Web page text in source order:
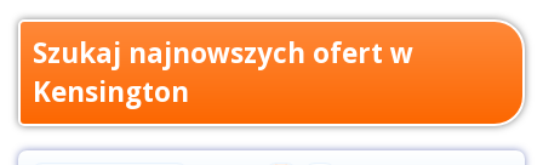
Szukaj najnowszych ofert w
Kensington